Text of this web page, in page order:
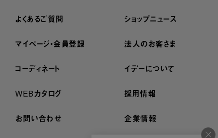
よくあるご質問
マイページ・会員登録
コーディネート
WEBカタログ
お問い合わせ
ショップニュース
法人のお客さま
イデーについて
採用情報
企業情報